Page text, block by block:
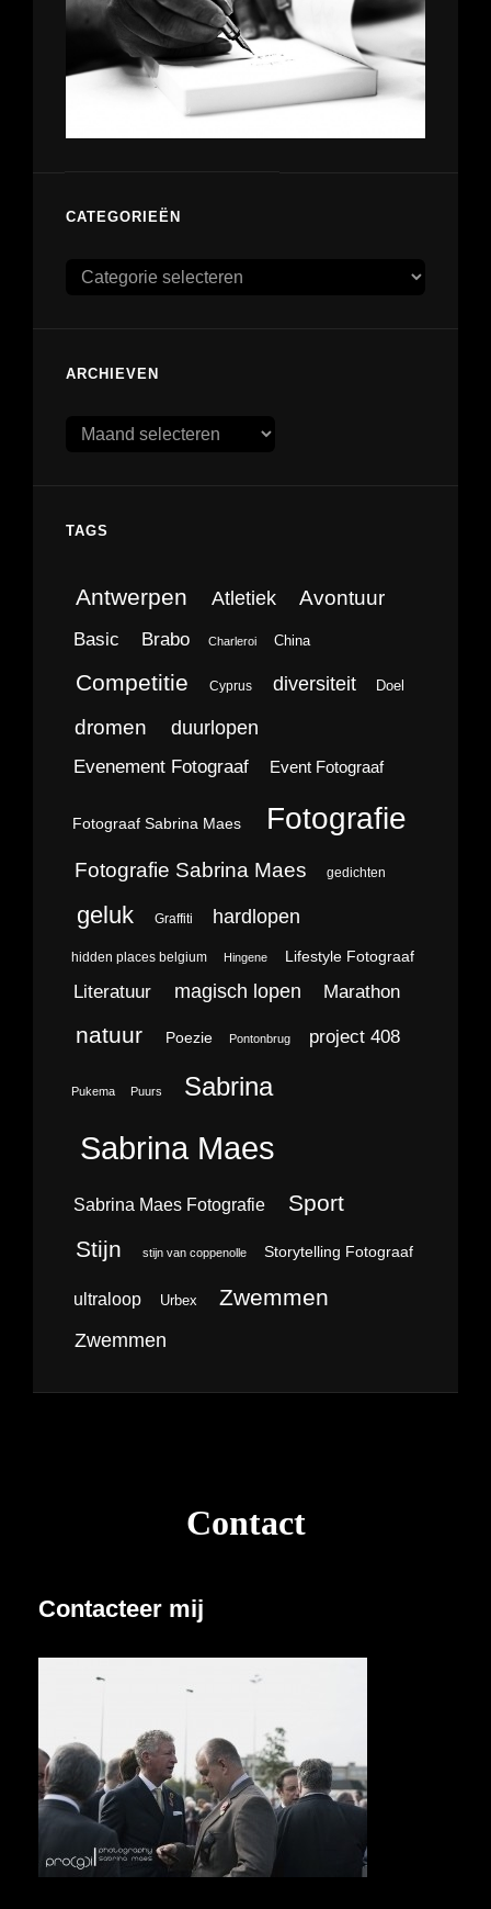
CATEGORIEËN
Categorieën
ARCHIEVEN
Archieven
TAGS
Antwerpen Atletiek Avontuur
Basic Brabo Charleroi China
Competitie Cyprus diversiteit Doel
dromen duurlopen
Evenement Fotograaf Event Fotograaf
Fotograaf Sabrina Maes Fotografie
Fotografie Sabrina Maes gedichten
geluk Graffiti hardlopen
hidden places belgium Hingene Lifestyle Fotograaf
Literatuur magisch lopen Marathon
natuur Poezie Pontonbrug project 408
Pukema Puurs Sabrina
Sabrina Maes
Sabrina Maes Fotografie Sport
Stijn stijn van coppenolle Storytelling Fotograaf
ultraloop Urbex Zwemmen
Zwemmen
Contact
Contacteer mij